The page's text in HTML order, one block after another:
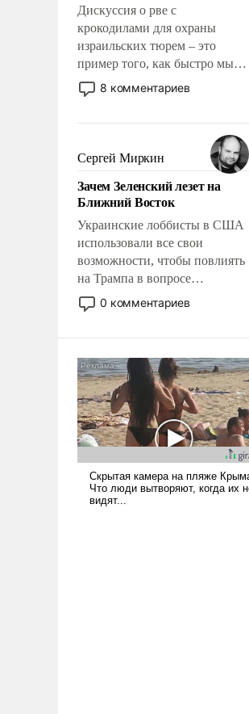
Дискуссия о рве с
крокодилами для охраны
израильских тюрем – это
пример того, как быстро мы
двигаемся по пути
революционных изменений.
псевдонаучной фантастики,
стало всерьез обсуждаемой
идеей.
8 комментариев
Сергей Миркин
Зачем Зеленский лезет на
Ближний Восток
Украинские лоббисты в США
использовали все свои
возможности, чтобы повлиять
на Трампа в вопросе
предоставления вооружений
своим нанимателям. Вероятно,
голову мысль: хорошо бы
продемонстрировать, что
Украина вступила в
вооруженное противостояние
с Ираном.
0 комментариев